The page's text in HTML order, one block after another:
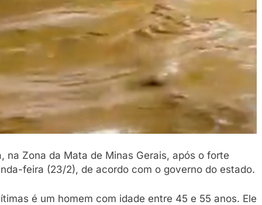
na Zona da Mata de Minas Gerais, após o forte
feira (23/2), de acordo com o governo do estado.
é um homem com idade entre 45 e 55 anos. Ele